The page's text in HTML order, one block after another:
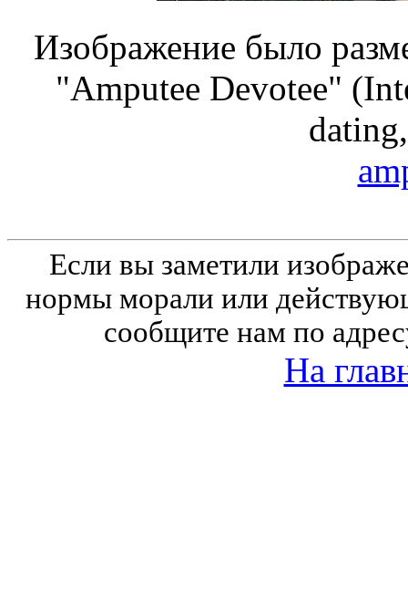
Изображение было
"Amputee Devotee"
Если вы заметили
нормы морали или
сообщите нам по
На